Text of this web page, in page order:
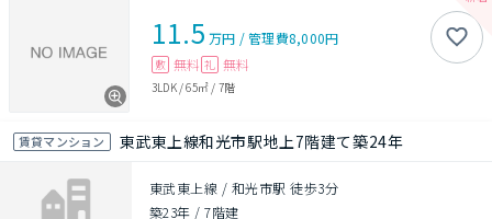
11.5 万円 /管理費8,000円
敷 無料 礼 無料
3LDK/65㎡ / 7階
賃貸マンション 東武東上線和光市駅地上7階建て築24年
東武東上線 / 和光市駅 徒歩3分
築23年 /7階建